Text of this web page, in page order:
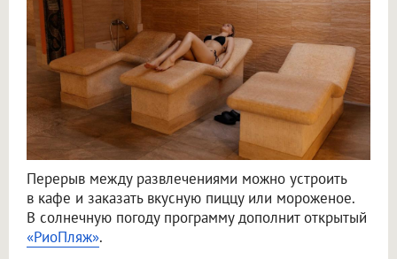
Перерыв между развлечениями можно устроить
в кафе и заказать вкусную пиццу или мороженое.
В солнечную погоду программу дополнит открытый
«РиоПляж».